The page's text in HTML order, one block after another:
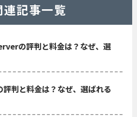
連記事一覧
の評判と料金は？なぜ、選
判と料金は？なぜ、選ばれる